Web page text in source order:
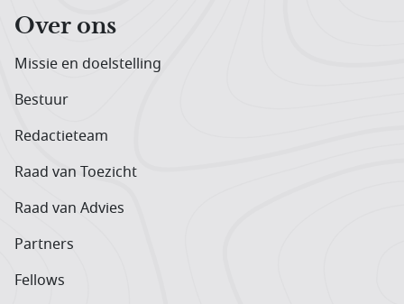
Over ons
Missie en doelstelling
Bestuur
Redactieteam
Raad van Toezicht
Raad van Advies
Partners
Fellows